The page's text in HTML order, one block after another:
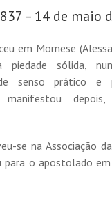
– 14 de maio
em Mornese
sólida,
senso prático e
manifestou
se na Associação
para o apostolado